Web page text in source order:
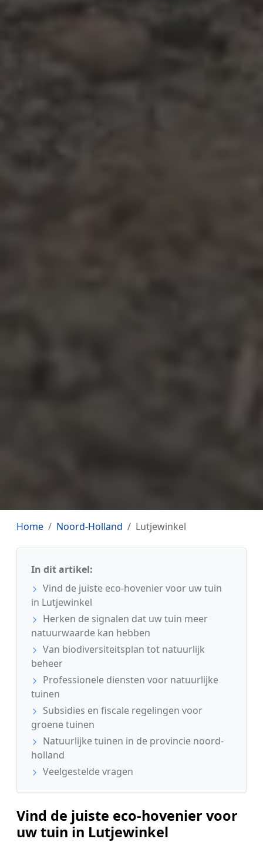
Home Noord-Holland Lutjewinkel
In dit artikel:
Vind de juiste eco-hovenier voor uw tuin
in Lutjewinkel
Herken de signalen dat uw tuin meer
natuurwaarde kan hebben
Van biodiversiteitsplan tot natuurlijk
beheer
Professionele diensten voor natuurlijke
tuinen
Subsidies en fiscale regelingen voor
groene tuinen
Natuurlijke tuinen in de provincie noord-
holland
Veelgestelde vragen
Vind de juiste eco-hovenier voor
uw tuin in Lutjewinkel